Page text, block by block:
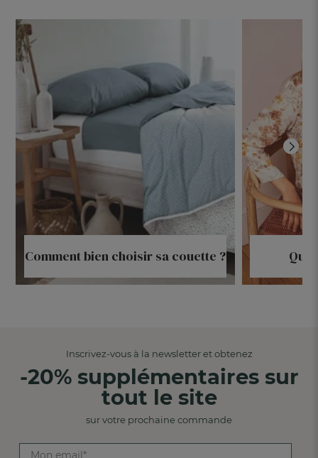
Comment bien choisir sa couette ?
Inscrivez-vous à la newsletter et obtenez
-20% supplémentaires sur
tout le site
sur votre prochaine commande